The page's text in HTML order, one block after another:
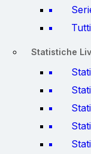
Statistiche